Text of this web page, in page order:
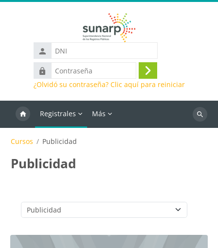
DNI
Contraseña
Iniciar
sesión
(ingresar)
¿Olvidó su contraseña? Clic aquí para reiniciar
Registrales Más
Buscar
Cursos Publicidad
Publicidad
Categorías